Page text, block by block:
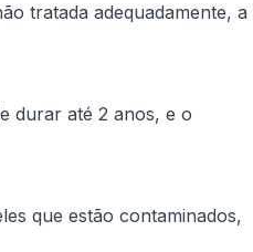
tratada adequadamente, a
durar até 2 anos, e o
que estão contaminados,